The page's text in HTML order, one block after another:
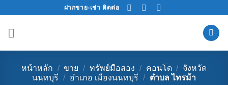
content
ฝากขาย-เช่า ติดต่อ
หน้าหลัก / ขาย / ทรัพย์มือสอง / คอนโด / จังหวัด
นนทบุรี
/ อำเภอ เมืองนนทบุรี / ตำบล ไทรม้า